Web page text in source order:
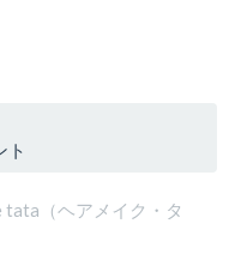
ト
tata（ヘアメイク・タ